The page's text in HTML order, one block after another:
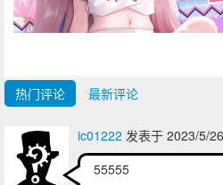
热门评论 最新评论
ic01222 发表于 2023/5/
55555